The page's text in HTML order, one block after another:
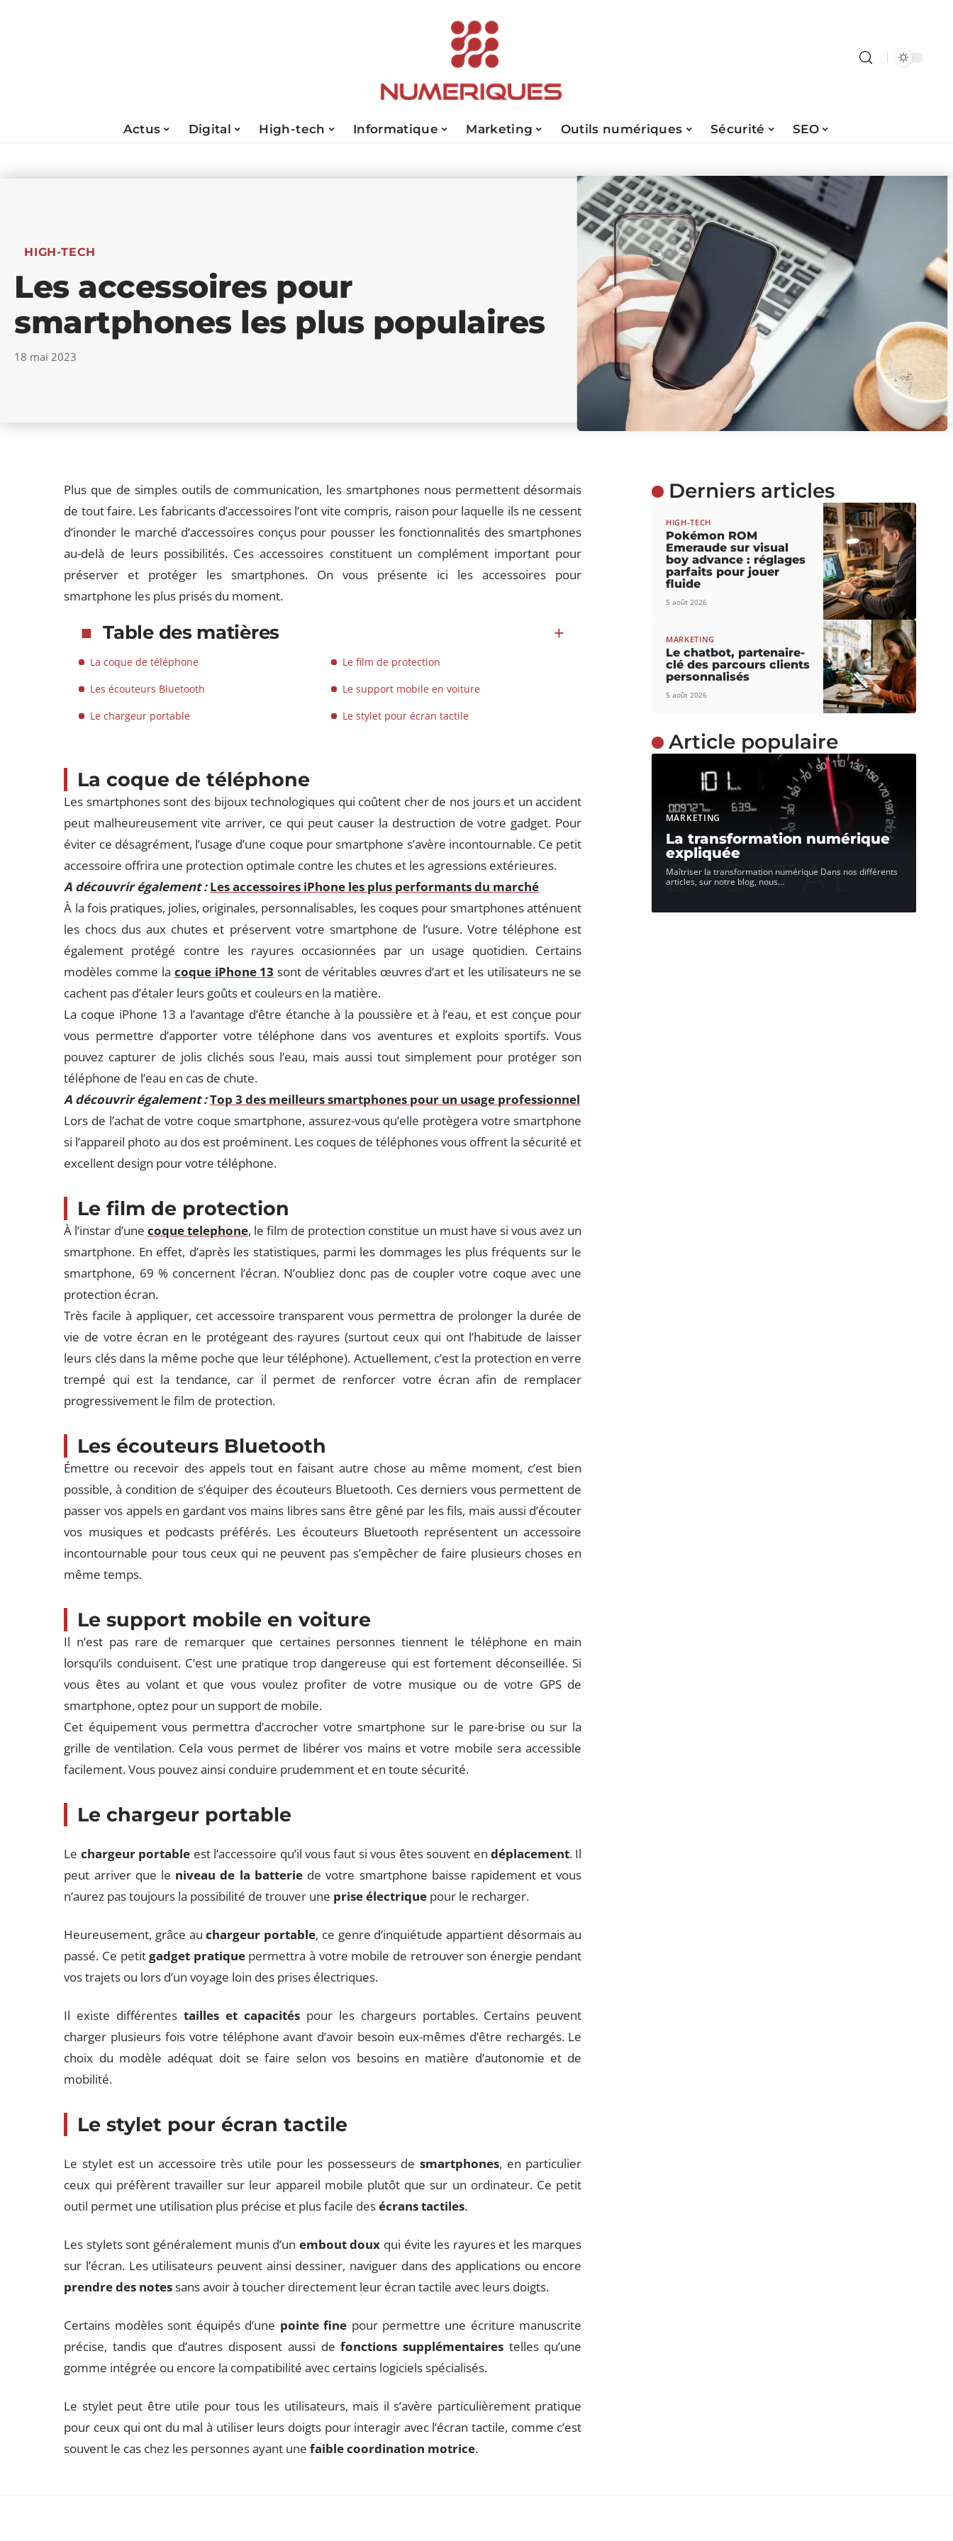
Actus Digital High-tech Informatique Marketing Outils numériques Sécurité SEO
HIGH-TECH
Les accessoires pour
smartphones les plus populaires
18 mai 2023
Plus que de simples outils de communication, les smartphones nous permettent désormais
de tout faire. Les fabricants d’accessoires l’ont vite compris, raison pour laquelle ils ne cessent
d’inonder le marché d’accessoires conçus pour pousser les fonctionnalités des smartphones
au-delà de leurs possibilités. Ces accessoires constituent un complément important pour
préserver et protéger les smartphones. On vous présente ici les accessoires pour
smartphone les plus prisés du moment.
Table des matières
La coque de téléphone
Le film de protection
Les écouteurs Bluetooth
Le support mobile en voiture
Le chargeur portable
Le stylet pour écran tactile
La coque de téléphone
Les smartphones sont des bijoux technologiques qui coûtent cher de nos jours et un accident
peut malheureusement vite arriver, ce qui peut causer la destruction de votre gadget. Pour
éviter ce désagrément, l’usage d’une coque pour smartphone s’avère incontournable. Ce petit
accessoire offrira une protection optimale contre les chutes et les agressions extérieures.
A découvrir également : Les accessoires iPhone les plus performants du marché
À la fois pratiques, jolies, originales, personnalisables, les coques pour smartphones atténuent
les chocs dus aux chutes et préservent votre smartphone de l’usure. Votre téléphone est
également protégé contre les rayures occasionnées par un usage quotidien. Certains
modèles comme la coque iPhone 13 sont de véritables œuvres d’art et les utilisateurs ne se
cachent pas d’étaler leurs goûts et couleurs en la matière.
La coque iPhone 13 a l’avantage d’être étanche à la poussière et à l’eau, et est conçue pour
vous permettre d’apporter votre téléphone dans vos aventures et exploits sportifs. Vous
pouvez capturer de jolis clichés sous l’eau, mais aussi tout simplement pour protéger son
téléphone de l’eau en cas de chute.
A découvrir également :Top 3 des meilleurs smartphones pour un usage professionnel
Lors de l’achat de votre coque smartphone, assurez-vous qu’elle protègera votre smartphone
si l’appareil photo au dos est proéminent. Les coques de téléphones vous offrent la sécurité et
excellent design pour votre téléphone.
Le film de protection
À l’instar d’une coque telephone, le film de protection constitue un must have si vous avez un
smartphone. En effet, d’après les statistiques, parmi les dommages les plus fréquents sur le
smartphone, 69 % concernent l’écran. N’oubliez donc pas de coupler votre coque avec une
protection écran.
Très facile à appliquer, cet accessoire transparent vous permettra de prolonger la durée de
vie de votre écran en le protégeant des rayures (surtout ceux qui ont l’habitude de laisser
leurs clés dans la même poche que leur téléphone). Actuellement, c’est la protection en verre
trempé qui est la tendance, car il permet de renforcer votre écran afin de remplacer
progressivement le film de protection.
Les écouteurs Bluetooth
Émettre ou recevoir des appels tout en faisant autre chose au même moment, c’est bien
possible, à condition de s’équiper des écouteurs Bluetooth. Ces derniers vous permettent de
passer vos appels en gardant vos mains libres sans être gêné par les fils, mais aussi d’écouter
vos musiques et podcasts préférés. Les écouteurs Bluetooth représentent un accessoire
incontournable pour tous ceux qui ne peuvent pas s’empêcher de faire plusieurs choses en
même temps.
Le support mobile en voiture
Il n’est pas rare de remarquer que certaines personnes tiennent le téléphone en main
lorsqu’ils conduisent. C’est une pratique trop dangereuse qui est fortement déconseillée. Si
vous êtes au volant et que vous voulez profiter de votre musique ou de votre GPS de
smartphone, optez pour un support de mobile.
Cet équipement vous permettra d’accrocher votre smartphone sur le pare-brise ou sur la
grille de ventilation. Cela vous permet de libérer vos mains et votre mobile sera accessible
facilement. Vous pouvez ainsi conduire prudemment et en toute sécurité.
Le chargeur portable
Le chargeur portable est l’accessoire qu’il vous faut si vous êtes souvent en déplacement. Il
peut arriver que le niveau de la batteriede votre smartphone baisse rapidement et vous
n’aurez pas toujours la possibilité de trouver une prise électrique pour le recharger.
Heureusement, grâce auchargeur portable, ce genre d’inquiétude appartient désormais au
passé. Ce petitgadget pratiquepermettra à votre mobile de retrouver son énergie pendant
vos trajets ou lors d’un voyage loin des prises électriques.
Il existe différentestailles et capacitéspour les chargeurs portables. Certains peuvent
charger plusieurs fois votre téléphone avant d’avoir besoin eux-mêmes d’être rechargés. Le
choix du modèle adéquat doit se faire selon vos besoins en matière d’autonomie et de
mobilité.
Le stylet pour écran tactile
Le stylet est un accessoire très utile pour les possesseurs desmartphones, en particulier
ceux qui préfèrent travailler sur leur appareil mobile plutôt que sur un ordinateur. Ce petit
outil permet une utilisation plus précise et plus facile desécrans tactiles.
Les stylets sont généralement munis d’un embout doux qui évite les rayures et les marques
sur l’écran. Les utilisateurs peuvent ainsi dessiner, naviguer dans des applications ou encore
prendre des notessans avoir à toucher directement leur écran tactile avec leurs doigts.
Certains modèles sont équipés d’une pointe fine pour permettre une écriture manuscrite
précise, tandis que d’autres disposent aussi defonctions supplémentairestelles qu’une
gomme intégrée ou encore la compatibilité avec certains logiciels spécialisés.
Le stylet peut être utile pour tous les utilisateurs, mais il s’avère particulièrement pratique
pour ceux qui ont du mal à utiliser leurs doigts pour interagir avec l’écran tactile, comme c’est
souvent le cas chez les personnes ayant unefaible coordination motrice.
Derniers articles
HIGH-TECH
Pokémon ROM
Emeraude sur visual
boy advance : réglages
parfaits pour jouer
fluide
5 août 2026
MARKETING
Le chatbot, partenaire-
clé des parcours clients
personnalisés
5 août 2026
Article populaire
MARKETING
La transformation numérique
expliquée
Maîtriser la transformation numérique Dans nos différents
articles, sur notre blog, nous…